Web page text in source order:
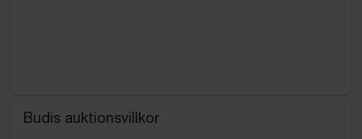
Budis auktionsvillkor